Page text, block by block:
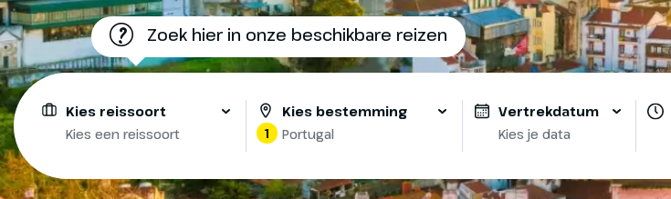
? Zoek hier in onze beschikbare reizen
Kies reissoort
Kies een reissoort
Kies bestemming
1 Portugal
Vertrekdatum
Kies je data